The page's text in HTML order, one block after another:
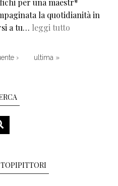
per una maestr*
la quotidianità in
a tu… leggi tutto
›Pagina successiva
ultima »Ultima pagina